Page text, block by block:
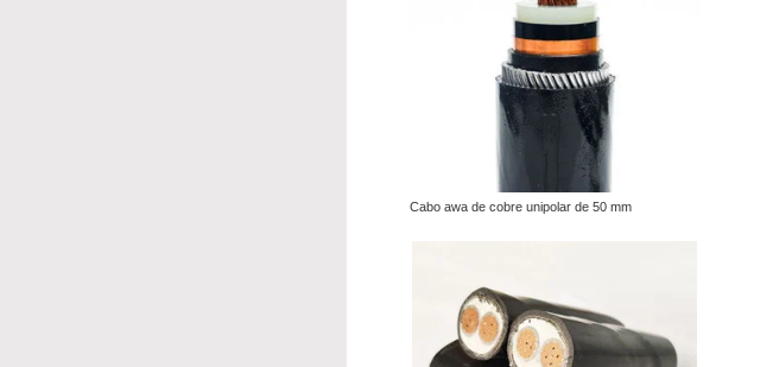
Cabo awa de cobre unipolar de 50 mm